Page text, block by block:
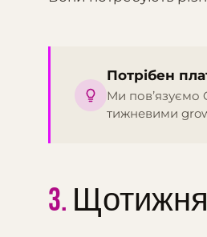
Потрібен
Ми повʼязуємо
тижневими
3. Щотижня